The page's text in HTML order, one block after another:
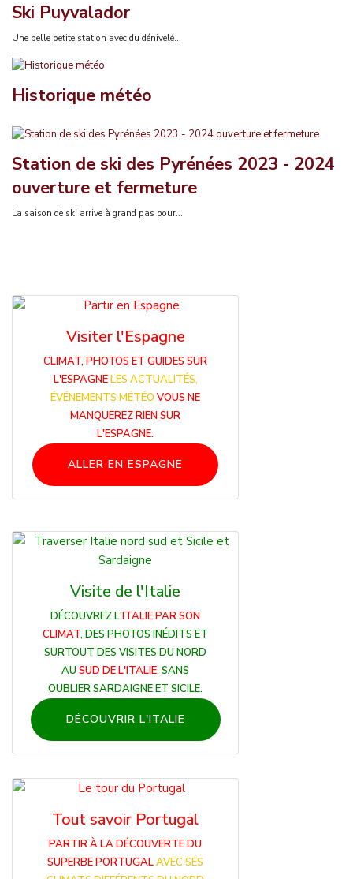
Ski Puyvalador
Une belle petite station avec du dénivelé...
Historique météo
Station de ski des Pyrénées 2023 - 2024
ouverture et fermeture
La saison de ski arrive à grand pas pour...
Visiter l'Espagne
CLIMAT, PHOTOS ET GUIDES SUR
L'ESPAGNELES ACTUALITÉS,
ÉVÉNEMENTS MÉTÉO VOUS NE
MANQUEREZ RIEN SUR
L'ESPAGNE.
ALLER EN ESPAGNE
Visite de l'Italie
DÉCOUVREZ L'ITALIE PAR SON
CLIMAT, DES PHOTOS INÉDITS ET
SURTOUT DES VISITES DU NORD
AU SUD DE L'ITALIE. SANS
OUBLIER SARDAIGNE ET SICILE.
DÉCOUVRIR L'ITALIE
Tout savoir Portugal
PARTIR À LA DÉCOUVERTE DU
SUPERBE PORTUGALAVEC SES